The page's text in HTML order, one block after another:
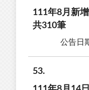
111年8月新
共310筆
公告日
53